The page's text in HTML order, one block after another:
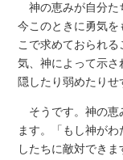
神の恵みが自分た
今このときに勇気を
こで求めておられ
気、神によって示
隠したり弱めたりせ
そうです。神の恵
ます。「もし神が
したちに敵対でき